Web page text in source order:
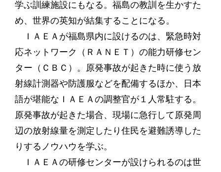
学ぶ訓練施設にもなる。福島の教訓を生かすた
め、世界の英知が結集することになる。
ＩＡＥＡが福島県内に設けるのは、緊急時対
応ネットワーク（ＲＡＮＥＴ）の能力研修セン
ター（ＣＢＣ）。原発事故が起きた時に使う放
射線計測器や防護服などを配備するほか、日本
語が堪能なＩＡＥＡの調整官が１人常駐する。
原発事故が起きた場合、現場に急行して原発周
辺の放射線量を測定したり住民を避難誘導した
りするノウハウを学ぶ。
ＩＡＥＡの研修センターが設けられるのは世